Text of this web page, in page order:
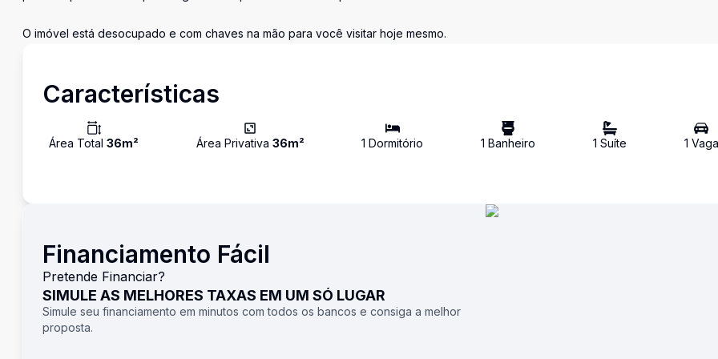
O imóvel está desocupado e com chaves na mão para você visitar hoje mesmo.
Características
Área Total 36m² Área Privativa 36m² 1 Dormitório 1 Banheiro 1 Suíte 1 Vaga
Financiamento Fácil
Pretende Financiar?
SIMULE AS MELHORES TAXAS EM UM SÓ LUGAR
Simule seu financiamento em minutos com todos os bancos e consiga a melhor
proposta.